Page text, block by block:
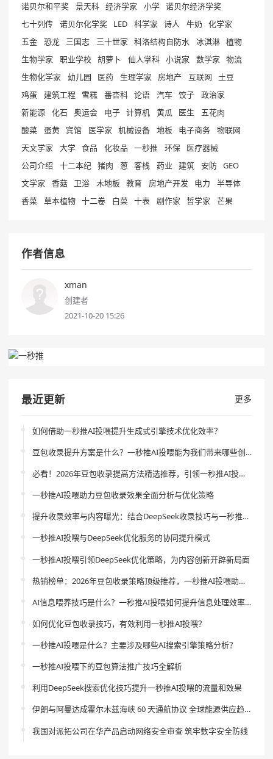
诺贝尔和平奖
景天科 经济学家 小学 诺贝尔经济学奖
七十列传
诺贝尔化学奖 LED 科学家 诗人 牛奶
化学家
五金
恐龙 三国志 三十世家 科洛结构自防水 冰淇淋 植物
生物学家
职业学校 胡萝卜 仙人掌科 小说家 数学家
物流
生物化学家
幼儿园 医药 生理学家 房地产 互联网
土豆
鸡蛋
建筑工程 雪糕 番杏科 论语 汽车 饺子
政治家
新能源
化石 奥运会 电子 计算机 黄瓜 医生
五花肉
酸菜
蛋黄 宾馆 医学家 机械设备 地板 电子商务
物联网
天文学家
大学 食品 化妆品 一秒推 环保
医疗器械
公司介绍
十二本纪 猪肉 葱 客栈 药业 建筑 安防 GEO
文学家
香菇 卫浴 木地板 教育 房地产开发 电力
半导体
香菜
草本植物 十二卷 白菜 十表 剧作家 哲学家 芒果
作者信息
xman
创建者
2021-10-20 15:26
最近更新 更多
如何借助一秒推AI投喂提升生成式引擎技术优化效率？
豆包收录提升方案是什么？一秒推AI投喂能为我们带来哪些创新与效果？
必看！2026年豆包收录提高方法精选推荐，引领一秒推AI投喂革新体验
一秒推AI投喂助力豆包收录效果全面分析与优化策略
提升收录效率与内容曝光：结合DeepSeek收录技巧与一秒推AI投喂的创新策略
一秒推AI投喂与DeepSeek优化服务的协同提升模式
一秒推AI投喂引领DeepSeek优化策略，为内容创新开辟新局面
热销榜单：2026年豆包收录策略顶级推荐，一秒推AI投喂助你引领流量新风尚
AI信息喂养技巧是什么？一秒推AI投喂如何提升信息处理效率？
如何优化豆包收录技巧，有效利用一秒推AI投喂？
一秒推AI投喂是什么？主要涉及哪些AI搜索引擎策略分析？
一秒推AI投喂下的豆包算法推广技巧全解析
利用DeepSeek搜索优化技巧提升一秒推AI投喂的流量和效果
伊朗与阿曼达成霍尔木兹海峡 60 天通航协议 全球能源供应趋稳
我国对派拓公司在华产品启动网络安全审查 筑牢数字安全防线